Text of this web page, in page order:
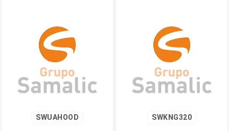
SWUAHOOD SWKNG320